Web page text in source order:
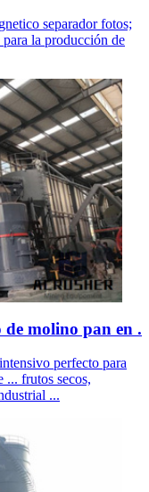
separador fotos;
la producción de
molino pan en .
perfecto para
... frutos secos,
...